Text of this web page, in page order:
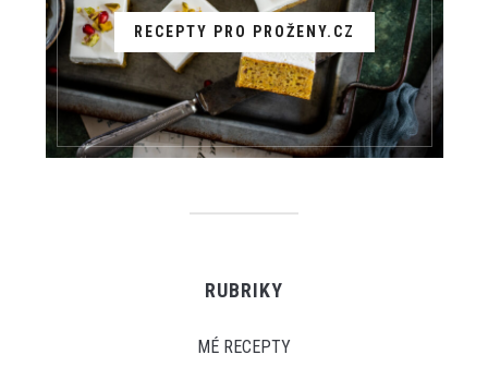
RECEPTY PRO PROŽENY.CZ
RUBRIKY
MÉ RECEPTY